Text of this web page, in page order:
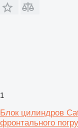
1
Блок цилиндров
фронтального